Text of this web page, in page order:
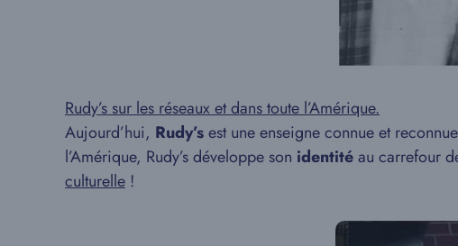
Rudy’s sur les réseaux et dans toute l’Amérique.
Aujourd’hui, Rudy’sest une enseigne connue et
l’Amérique, Rudy’s développe son identitéau carrefour
culturelle !